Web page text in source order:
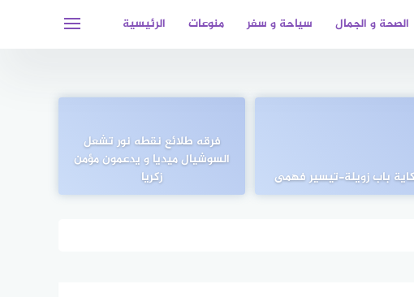
الرئيسية منوعات سياحة و سفر الصحة و الجمال
فرقه طلائع نقطه نور تشعل
السوشيال ميديا و يدعمون مؤمن
زكريا
باب زويلة-تيسير فهمى